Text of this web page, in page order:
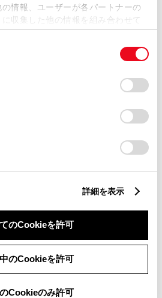
情報、ユーザーが各パートナーの
収集した他の情報を組み合わせて
当ウェブサイトの使用を続行する
クッキー)が保存されることに同
Cookie(クッキー)のオプトアウト、
したりするにあたっては、当社の
の取り扱いについて
」をご覧くだ
詳細を表示
のCookieを許可
のCookieを許可
Cookieのみ許可
ト